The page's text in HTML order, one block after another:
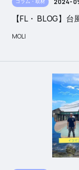
コラム・取材
【FL・ BLOG】
MOLI